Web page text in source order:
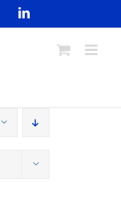
LinkedIn